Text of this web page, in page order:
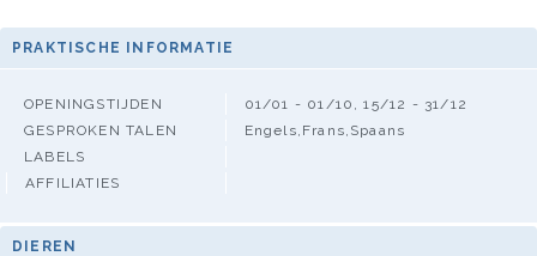
PRAKTISCHE INFORMATIE
OPENINGSTIJDEN
01/01 - 01/10, 15/12 - 31/12
GESPROKEN TALEN
Engels,Frans,Spaans
LABELS
AFFILIATIES
DIEREN